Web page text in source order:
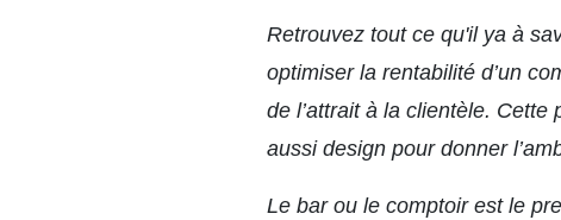
Retrouvez tout ce qu'il ya à
optimiser la rentabilité d’un
de l’attrait à la clientèle.
aussi design pour donner
Le bar ou le comptoir est le